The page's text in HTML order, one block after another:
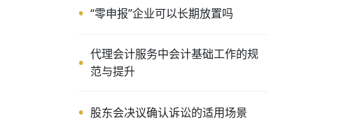
“零申报”企业可以长期放置吗
代理会计服务中会计基础工作的规
范与提升
股东会决议确认诉讼的适用场景